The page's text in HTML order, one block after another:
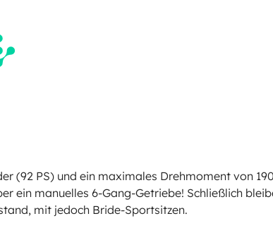
(92 PS) und ein maximales Drehmoment von 190
ein manuelles 6-Gang-Getriebe! Schließlich
mit jedoch Bride-Sportsitzen.